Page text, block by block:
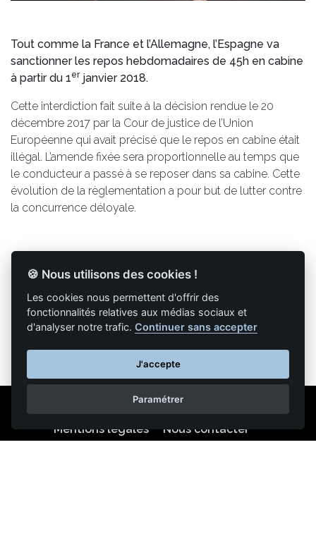
Tout comme la France et l’Allemagne, l’Espagne va
sanctionner les repos hebdomadaires de 45h en cabine
à partir du 1erjanvier 2018.
Cette interdiction fait suite à la décision rendue le 20
décembre 2017 par la Cour de justice de l’Union
Européenne qui avait précisé que le repos en cabine était
illégal. L’amende fixée sera proportionnelle au temps que
le conducteur a passé à se reposer dans sa cabine. Cette
évolution de la règlementation a pour but de lutter contre
la concurrence déloyale.
Retour à la liste des articles
Mentions légales
Nous contacter
🍪 Nous utilisons des cookies !
Les cookies nous permettent d'offrir des
fonctionnalités relatives aux médias sociaux et
d'analyser notre trafic.Continuer sans accepter
J'accepte
Paramétrer